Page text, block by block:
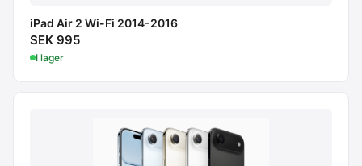
iPad Air 2 Wi-Fi 2014-2016
SEK 995
I lager